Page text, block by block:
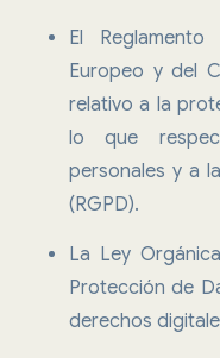
El Reglamento
Europeo y del
relativo a la
lo que
personales y a
(RGPD).
La Ley
Protección de
derechos